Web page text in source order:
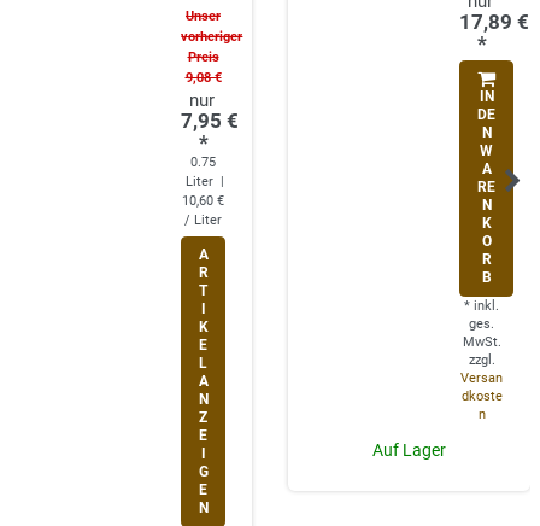
Unser
vorheriger
Preis
9,08 €
7,95 €
*
0.75
Liter |
10,60 €
/ Liter
A
R
T
I
K
E
L
A
N
Z
E
I
G
E
N
17,89 €
*
IN
DE
N
W
A
RE
N
K
O
R
B
* inkl.
ges.
MwSt.
zzgl.
Versan
dkoste
n
Auf Lager